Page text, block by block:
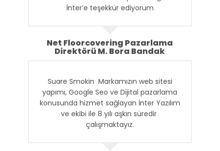
İnter’e teşekkür ediyorum
Net Floorcovering Pazarlama
Direktörü M. Bora Bandak
Suare Smokin Markamızın web sitesi
yapımı, Google Seo ve Dijital pazarlama
konusunda hizmet sağlayan İnter Yazılım
ve ekibi ile 8 yılı aşkın süredir
çalışmaktayız.